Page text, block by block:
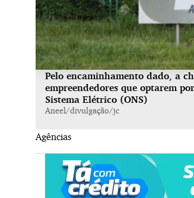
Pelo encaminhamento dado, a
empreendedores que optarem
Sistema Elétrico (ONS)
Aneel/divulgação/jc
Agências